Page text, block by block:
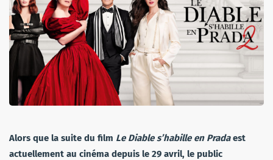
Alors que la suite du film Le Diable s’habille en Pradaest
actuellement au cinéma depuis le 29 avril, le public